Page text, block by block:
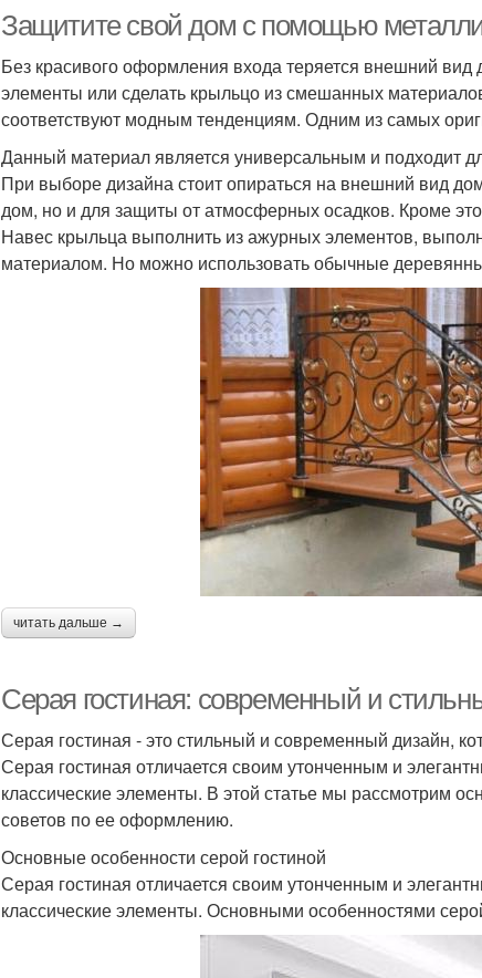
Защитите свой дом с помощью
Без красивого оформления входа теряется внешний
элементы или сделать крыльцо из смешанных
соответствуют модным тенденциям. Одним из самых
Данный материал является универсальным и подходит
При выборе дизайна стоит опираться на внешний вид
дом, но и для защиты от атмосферных осадков. Кроме
Навес крыльца выполнить из ажурных элементов,
материалом. Но можно использовать обычные
читать дальше →
Серая гостиная: современный и
Серая гостиная - это стильный и современный дизайн,
Серая гостиная отличается своим утонченным и
классические элементы. В этой статье мы рассмотрим
советов по ее оформлению.
Основные особенности серой гостиной
Серая гостиная отличается своим утонченным и
классические элементы. Основными особенностями